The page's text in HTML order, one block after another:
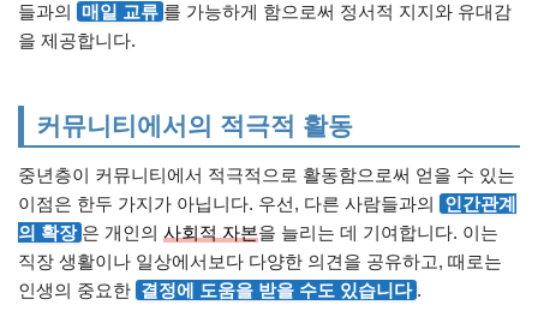
들과의 매일 교류 를 가능하게 함으로써 정서적 지지와 유대감
을 제공합니다.
커뮤니티에서의 적극적 활동
중년층이 커뮤니티에서 적극적으로 활동함으로써 얻을 수 있는
이점은 한두 가지가 아닙니다. 우선, 다른 사람들과의
인간관계
의 확장 은 개인의 사회적 자본을 늘리는 데 기여합니다. 이는
직장 생활이나 일상에서보다 다양한 의견을 공유하고, 때로는
인생의 중요한 결정에 도움을 받을 수도 있습니다 .